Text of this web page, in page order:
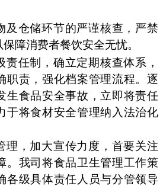
及仓储环节的严谨核查，严禁
障消费者餐饮安全无忧。
责任制，确立定期核查体系，
职责，强化档案管理流程。逐
生食品安全事故，立即将责任
于将食材安全管理纳入法治化
理，加大宣传力度，首要关注
。我司将食品卫生管理工作策
各级具体责任人员与分管领导